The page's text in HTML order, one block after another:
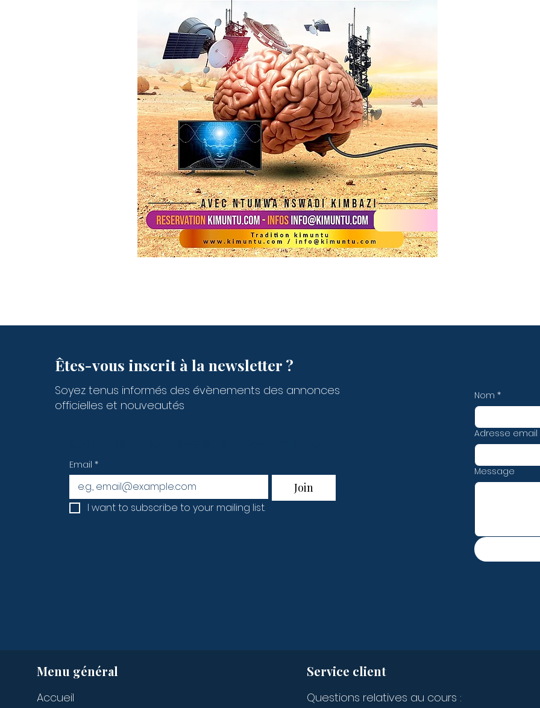
Êtes-vous inscrit à la newsletter ?
Soyez tenus informés des évènements des annonces
officielles et nouveautés
Email *
Join
I want to subscribe to your mailing list.
Nom *
Adresse email
Message
Menu général
Accueil
Service client
Questions relatives au cours :